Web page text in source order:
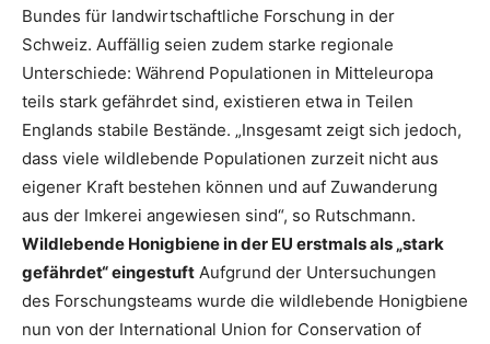
Bundes für landwirtschaftliche Forschung in der
Schweiz. Auffällig seien zudem starke regionale
Unterschiede: Während Populationen in Mitteleuropa
teils stark gefährdet sind, existieren etwa in Teilen
Englands stabile Bestände. „Insgesamt zeigt sich jedoch,
dass viele wildlebende Populationen zurzeit nicht aus
eigener Kraft bestehen können und auf Zuwanderung
aus der Imkerei angewiesen sind“, so Rutschmann.
Wildlebende Honigbiene in der EU erstmals als „stark
gefährdet“ eingestuft Aufgrund der Untersuchungen
des Forschungsteams wurde die wildlebende Honigbiene
nun von der International Union for Conservation of